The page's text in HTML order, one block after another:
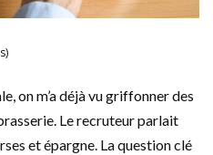
on m’a déjà vu griffonner des
Le recruteur parlait
et épargne. La question clé